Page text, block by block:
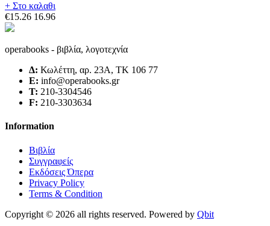
+ Στο καλαθι
€15.26 16.96
operabooks - βιβλία, λογοτεχνία
Δ: Κωλέττη, αρ. 23Α, ΤΚ 106 77
E: info@operabooks.gr
Τ: 210-3304546
F: 210-3303634
Information
Βιβλία
Συγγραφείς
Εκδόσεις Όπερα
Privacy Policy
Terms & Condition
Copyright © 2026 all rights reserved. Powered by Qbit